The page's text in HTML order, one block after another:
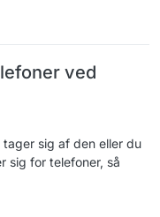
ved
sig af den eller du
sig for telefoner, så